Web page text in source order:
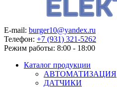
E-mail: burger10@yandex.ru
Телефон: +7 (931) 321-5262
Режим работы: 8:00 - 18:00
Каталог продукции
АВТОМАТИЗАЦИЯ
ДАТЧИКИ